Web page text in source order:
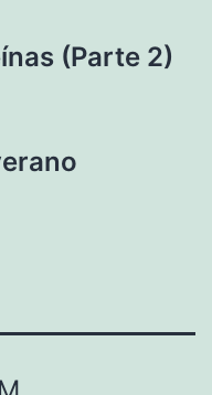
(Parte 2)